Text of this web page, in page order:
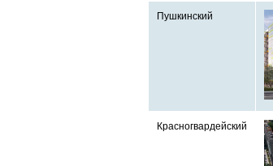
Пушкинский
Красногвардейский